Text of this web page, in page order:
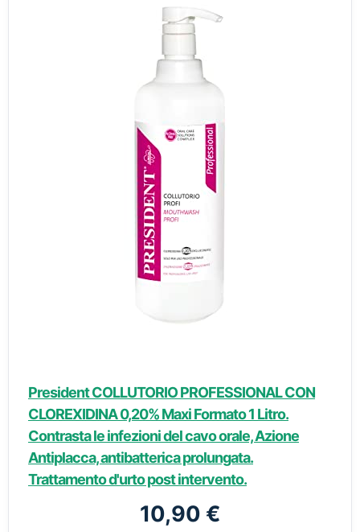
President COLLUTORIO PROFESSIONAL CON
CLOREXIDINA 0,20% Maxi Formato 1 Litro.
Contrasta le infezioni del cavo orale, Azione
Antiplacca, antibatterica prolungata.
Trattamento d'urto post intervento.
10,90 €